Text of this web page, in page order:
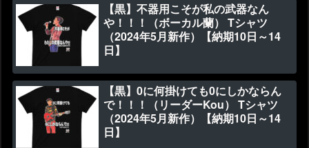
【黒】不器用こそが私の武器なん
や！！！（ボーカル蘭） Tシャツ
（2024年5月新作）【納期10日～14
日】
【黒】0に何掛けても0にしかならん
で！！！（リーダーKou） Tシャツ
（2024年5月新作）【納期10日～14
日】